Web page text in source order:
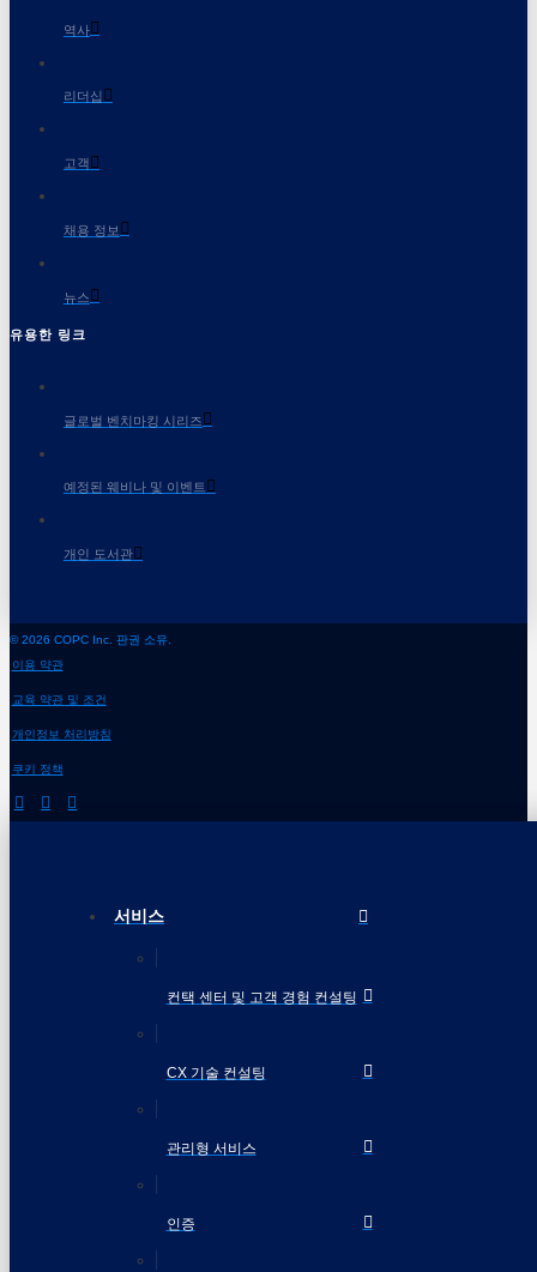
역사
리더십
고객
채용 정보
뉴스
유용한 링크
글로벌 벤치마킹 시리즈
예정된 웨비나 및 이벤트
개인 도서관
© 2026 COPC Inc. 판권 소유.
이용 약관
교육 약관 및 조건
개인정보 처리방침
쿠키 정책
서비스
컨택 센터 및 고객 경험 컨설팅
CX 기술 컨설팅
관리형 서비스
인증